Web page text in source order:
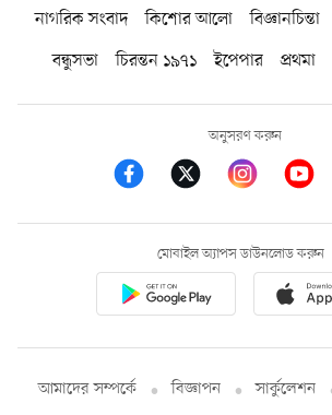
নাগরিক সংবাদ কিশোর আলো বিজ্ঞানচিন্তা
বন্ধুসভা
চিরন্তন ১৯৭১ ইপেপার প্রথমা
অনুসরণ করুন
মোবাইল অ্যাপস ডাউনলোড করুন
আমাদের সম্পর্কে বিজ্ঞাপন সার্কুলেশন